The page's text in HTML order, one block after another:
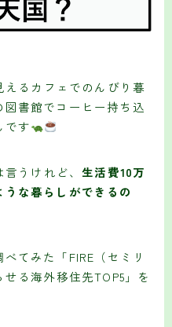
えるカフェでのんびり暮
書館でコーヒー持ち込
です
言うけれど、生活費10万
な暮らしができるの
てみた「FIRE（セミリ
る海外移住先TOP5」を